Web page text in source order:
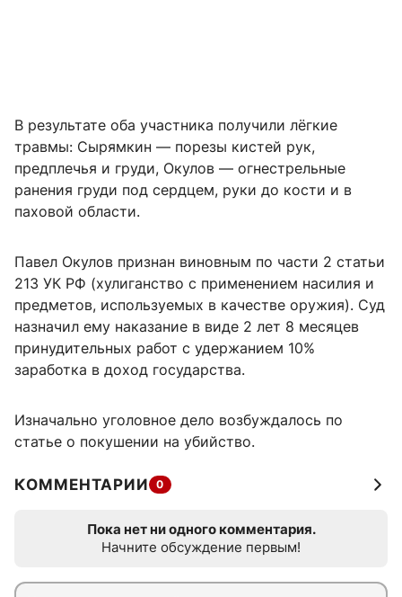
В результате оба участника получили лёгкие
травмы: Сырямкин — порезы кистей рук,
предплечья и груди, Окулов — огнестрельные
ранения груди под сердцем, руки до кости и в
паховой области.
Павел Окулов признан виновным по части 2 статьи
213 УК РФ (хулиганство с применением насилия и
предметов, используемых в качестве оружия). Суд
назначил ему наказание в виде 2 лет 8 месяцев
принудительных работ с удержанием 10%
заработка в доход государства.
Изначально уголовное дело возбуждалось по
статье о покушении на убийство.
КОММЕНТАРИИ 0
Пока нет ни одного комментария.
Начните обсуждение первым!